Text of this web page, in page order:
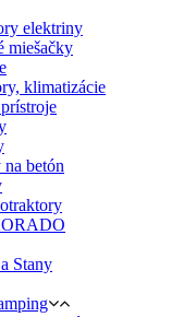
elektriny
miešačky
klimatizácie
betón
Stany